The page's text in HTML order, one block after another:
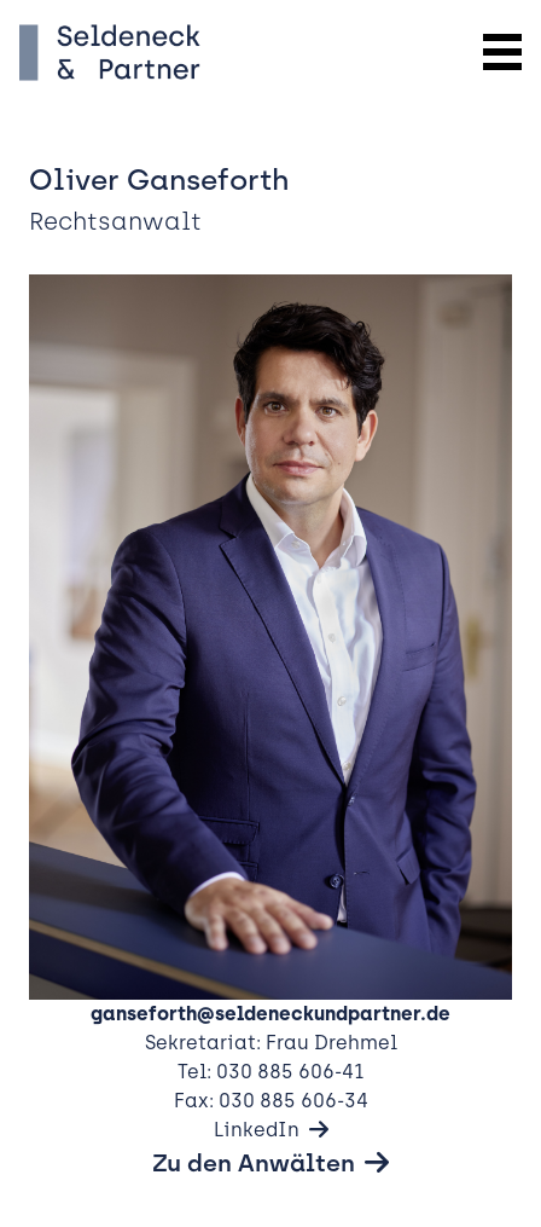
Oliver Ganseforth
Rechtsanwalt
ganseforth@seldeneckundpartner.de
Sekretariat: Frau Drehmel
Tel: 030 885 606-41
Fax: 030 885 606-34
LinkedIn
Zu den Anwälten